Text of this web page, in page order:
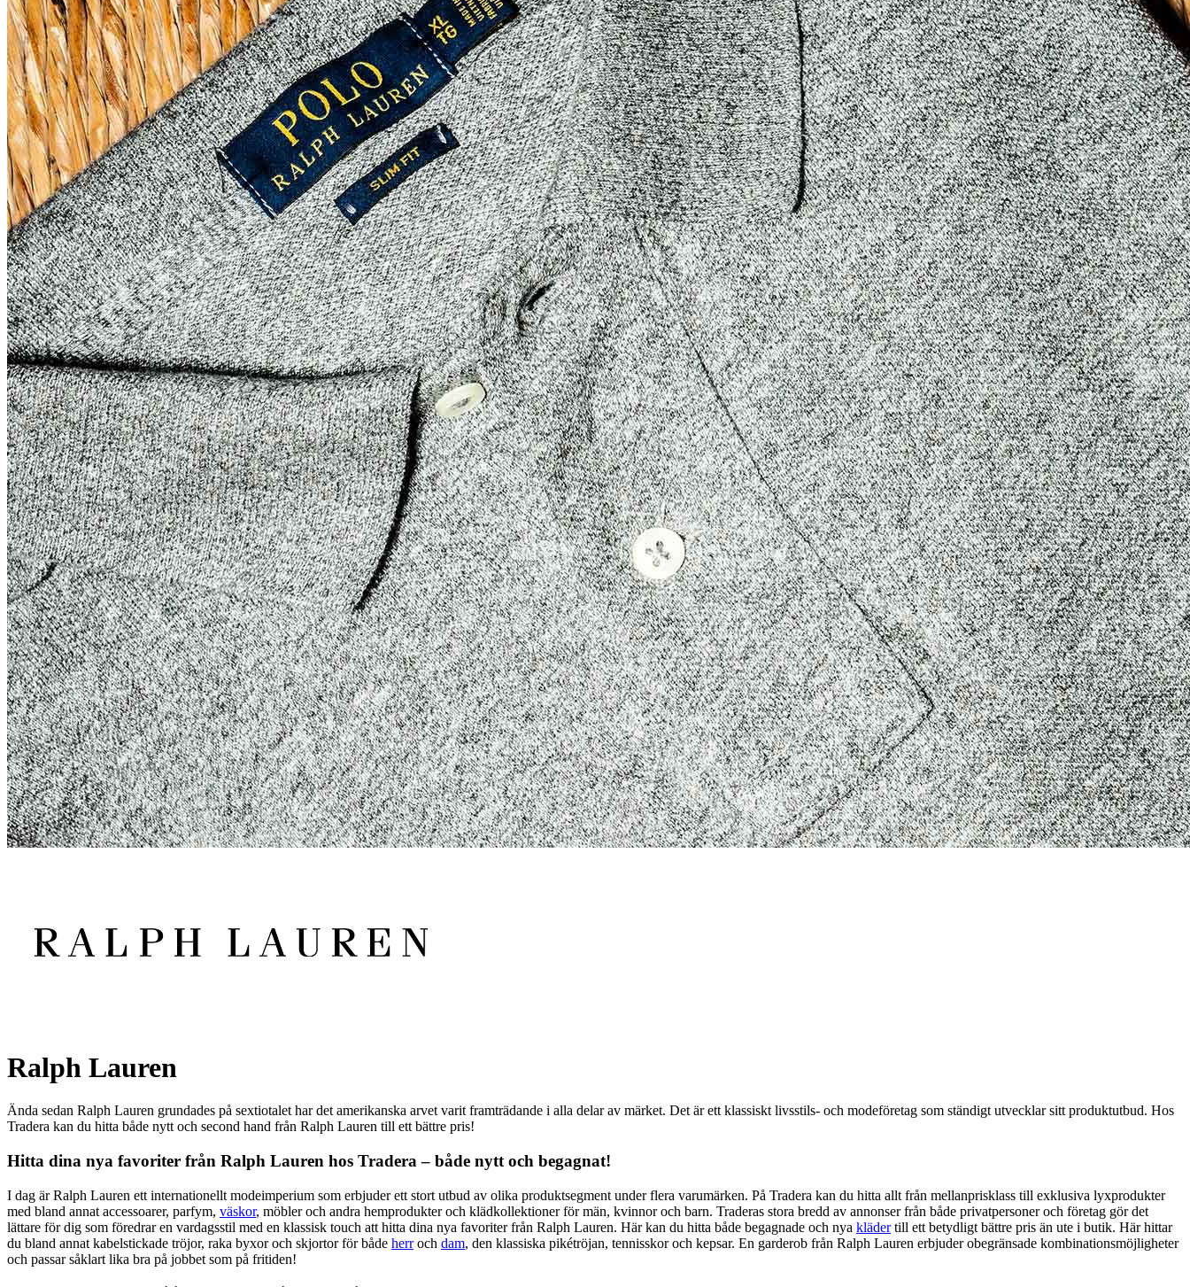
Ralph Lauren
Ända sedan Ralph Lauren grundades på sextiotalet har det amerikanska arvet varit framträdande i alla delar av märket. Det är ett klassiskt livsstils- och modeföretag som ständigt utvecklar sitt produktutbud. Hos
Tradera kan du hitta både nytt och second hand från Ralph Lauren till ett bättre pris!
Hitta dina nya favoriter från Ralph Lauren hos Tradera – både nytt och begagnat!
I dag är Ralph Lauren ett internationellt modeimperium som erbjuder ett stort utbud av olika produktsegment under flera varumärken. På Tradera kan du hitta allt från mellanprisklass till exklusiva lyxprodukter
med bland annat accessoarer, parfym, väskor, möbler och andra hemprodukter och klädkollektioner för män, kvinnor och barn. Traderas stora bredd av annonser från både privatpersoner och företag gör det
lättare för dig som föredrar en vardagsstil med en klassisk touch att hitta dina nya favoriter från Ralph Lauren. Här kan du hitta både begagnade och nya klädertill ett betydligt bättre pris än ute i butik. Här hittar
du bland annat kabelstickade tröjor, raka byxor och skjortor för både herroch dam, den klassiska pikétröjan, tennisskor och kepsar. En garderob från Ralph Lauren erbjuder obegränsade kombinationsmöjligheter
och passar såklart lika bra på jobbet som på fritiden!